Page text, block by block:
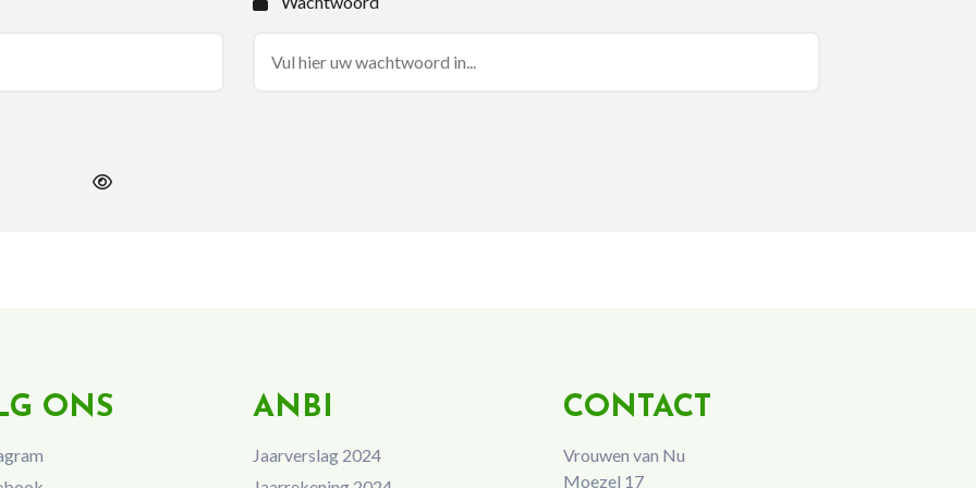
ONS ANBI
Jaarverslag 2024
CONTACT
Vrouwen van Nu
Moezel 17